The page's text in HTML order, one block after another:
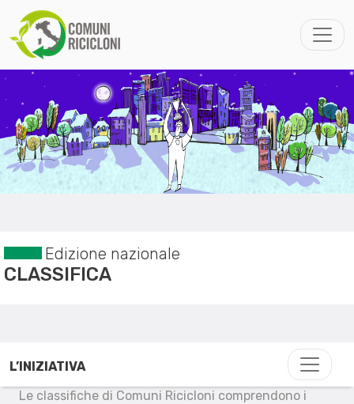
Edizione nazionale
CLASSIFICA
L’INIZIATIVA
Le classifiche di Comuni Ricicloni comprendono i